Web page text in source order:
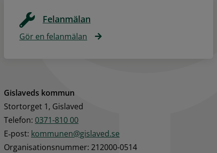
Felanmälan
Gör en felanmälan
Gislaveds kommun
Stortorget 1, Gislaved
Telefon: 0371-810 00
E‑post: kommunen@gislaved.se
Organisationsnummer: 212000-0514